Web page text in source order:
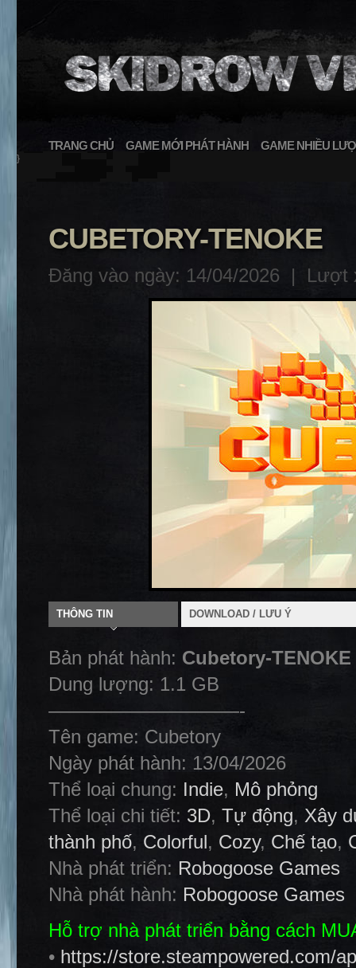
TRANG CHỦ GAME MỚI PHÁT HÀNH GAME NHIỀU
}
CUBETORY-TENOKE
Đăng vào ngày: 14/04/2026 | Lượt
THÔNG TIN DOWNLOAD / LƯU Ý
Bản phát hành: Cubetory-TENOKE
Dung lượng: 1.1 GB
——————————-
Tên game: Cubetory
Ngày phát hành: 13/04/2026
Thể loại chung: Indie, Mô phỏng
Thể loại chi tiết: 3D, Tự động, Xây
thành phố, Colorful, Cozy, Chế tạo,
Nhà phát triển: Robogoose Games
Nhà phát hành: Robogoose Games
Hỗ trợ nhà phát triển bằng cách
• https://store.steampowered.com/